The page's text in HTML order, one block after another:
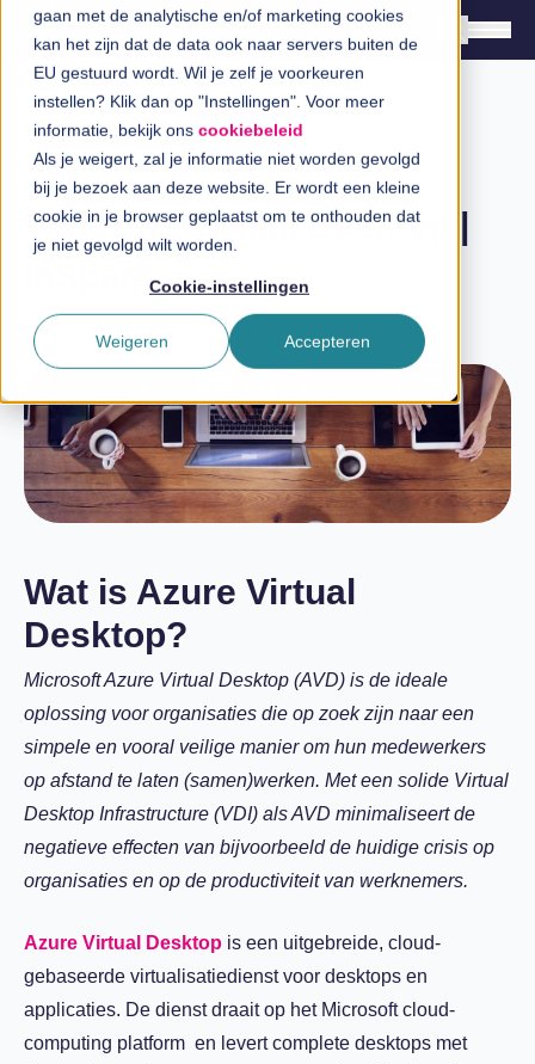
gaan met de analytische en/of marketing cookies
kan het zijn dat de data ook naar servers buiten de
EU gestuurd wordt. Wil je zelf je voorkeuren
instellen? Klik dan op "Instellingen". Voor meer
informatie, bekijk ons cookiebeleid
Als je weigert, zal je informatie niet worden gevolgd
bij je bezoek aan deze website. Er wordt een kleine
cookie in je browser geplaatst om te onthouden dat
je niet gevolgd wilt worden.
Cookie-instellingen
Accepteren
Weigeren
Oplossingen
Branches
InSpiratiecentrum
Direct in contact
Over InSpark
Werken bij InSpark
Blog
Windows Virtual Desktop |
InSpark
Laatste update: 10 oktober 2024
Wat is Azure Virtual
Desktop?
Microsoft Azure Virtual Desktop (AVD) is de ideale
oplossing voor organisaties die op zoek zijn naar een
simpele en vooral veilige manier om hun medewerkers
op afstand te laten (samen)werken. Met een solide Virtual
Desktop Infrastructure (VDI) als AVD minimaliseert de
negatieve effecten van bijvoorbeeld de huidige crisis op
organisaties en op de productiviteit van werknemers.
Azure Virtual Desktop is een uitgebreide, cloud-
gebaseerde virtualisatiedienst voor desktops en
applicaties. De dienst draait op het Microsoft cloud-
computing platform en levert complete desktops met